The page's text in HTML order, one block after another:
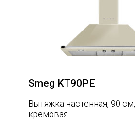
Smeg KT90PE
Вытяжка настенная, 90 см,
кремовая